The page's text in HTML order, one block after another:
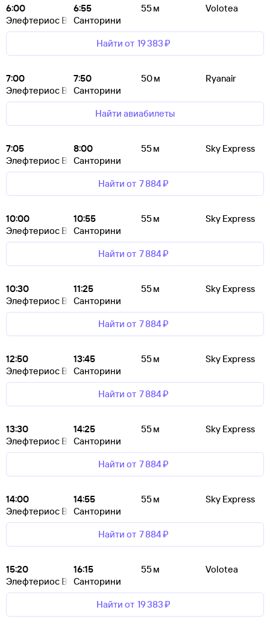
6:00
Элефтериос Венизелос
6:55
Санторини
55 м Volotea
Найти от 19 ⁠383 ⁠₽
7:00
Элефтериос Венизелос
7:50
Санторини
50 м Ryanair
Найти авиабилеты
7:05
Элефтериос Венизелос
8:00
Санторини
55 м Sky Express
Найти от 7 ⁠884 ⁠₽
10:00
Элефтериос Венизелос
10:55
Санторини
55 м Sky Express
Найти от 7 ⁠884 ⁠₽
10:30
Элефтериос Венизелос
11:25
Санторини
55 м Sky Express
Найти от 7 ⁠884 ⁠₽
12:50
Элефтериос Венизелос
13:45
Санторини
55 м Sky Express
Найти от 7 ⁠884 ⁠₽
13:30
Элефтериос Венизелос
14:25
Санторини
55 м Sky Express
Найти от 7 ⁠884 ⁠₽
14:00
Элефтериос Венизелос
14:55
Санторини
55 м Sky Express
Найти от 7 ⁠884 ⁠₽
15:20
Элефтериос Венизелос
16:15
Санторини
55 м Volotea
Найти от 19 ⁠383 ⁠₽